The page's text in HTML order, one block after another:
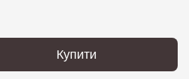
Купити